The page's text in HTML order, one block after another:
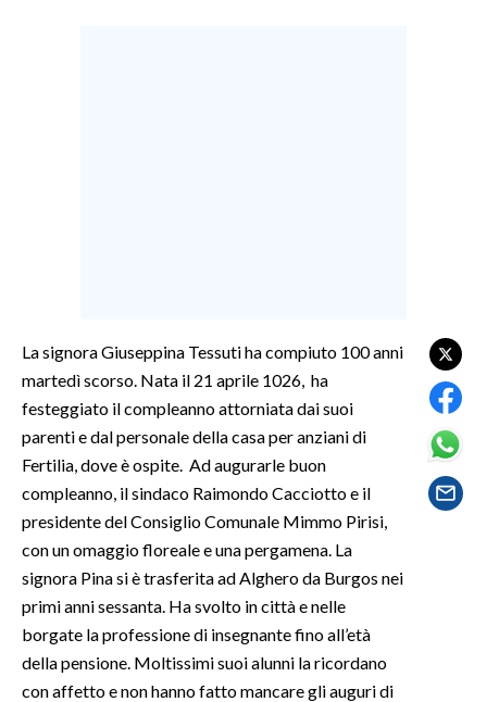
CULTURA
SPETTACOLI
SALUTE
SARDEGNA TURISMO
SARDI NEL MONDO
NOTIZIE
La signora Giuseppina Tessuti ha compiuto 100 anni
martedì scorso. Nata il 21 aprile 1026, ha
festeggiato il compleanno attorniata dai suoi
parenti e dal personale della casa per anziani di
Fertilia, dove è ospite. Ad augurarle buon
compleanno, il sindaco Raimondo Cacciotto e il
presidente del Consiglio Comunale Mimmo Pirisi,
con un omaggio floreale e una pergamena. La
signora Pina si è trasferita ad Alghero da Burgos nei
primi anni sessanta. Ha svolto in città e nelle
borgate la professione di insegnante fino all’età
della pensione. Moltissimi suoi alunni la ricordano
con affetto e non hanno fatto mancare gli auguri di